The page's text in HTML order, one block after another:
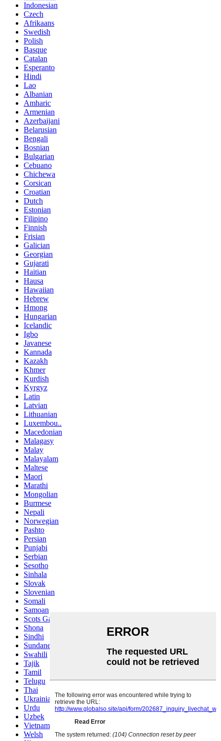
Indonesian
Czech
Afrikaans
Swedish
Polish
Basque
Catalan
Esperanto
Hindi
Lao
Albanian
Amharic
Armenian
Azerbaijani
Belarusian
Bengali
Bosnian
Bulgarian
Cebuano
Chichewa
Corsican
Croatian
Dutch
Estonian
Filipino
Finnish
Frisian
Galician
Georgian
Gujarati
Haitian
Hausa
Hawaiian
Hebrew
Hmong
Hungarian
Icelandic
Igbo
Javanese
Kannada
Kazakh
Khmer
Kurdish
Kyrgyz
Latin
Latvian
Lithuanian
Luxembou..
Macedonian
Malagasy
Malay
Malayalam
Maltese
Maori
Marathi
Mongolian
Burmese
Nepali
Norwegian
Pashto
Persian
Punjabi
Serbian
Sesotho
Sinhala
Slovak
Slovenian
Somali
Samoan
Scots Gaelic
Shona
Sindhi
Sundanese
Swahili
Tajik
Tamil
Telugu
Thai
Ukrainian
Urdu
Uzbek
Vietnamese
Welsh